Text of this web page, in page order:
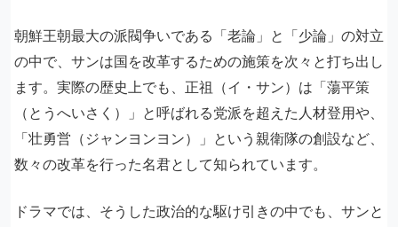
朝鮮王朝最大の派閥争いである「老論」と「少論」の対立
の中で、サンは国を改革するための施策を次々と打ち出し
ます。実際の歴史上でも、正祖（イ・サン）は「蕩平策
（とうへいさく）」と呼ばれる党派を超えた人材登用や、
「壮勇営（ジャンヨンヨン）」という親衛隊の創設など、
数々の改革を行った名君として知られています。
ドラマでは、そうした政治的な駆け引きの中でも、サンと